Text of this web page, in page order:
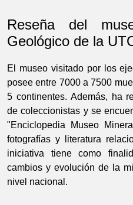
Reseña del
Geológico de la
El museo visitado por los
posee entre 7000 a 7500
5 continentes. Además, ha
de coleccionistas y se
"Enciclopedia Museo
fotografías y literatura
iniciativa tiene como
cambios y evolución de la
nivel nacional.